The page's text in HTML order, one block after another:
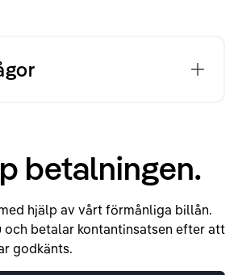
betalningen.
hjälp av vårt förmånliga billån.
och betalar kontantinsatsen efter att
godkänts.